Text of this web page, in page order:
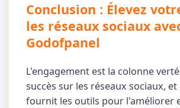
Conclusion : Élevez
les réseaux sociaux
Godofpanel
L'engagement est la colonne
succès sur les réseaux sociaux,
fournit les outils pour l'améliorer